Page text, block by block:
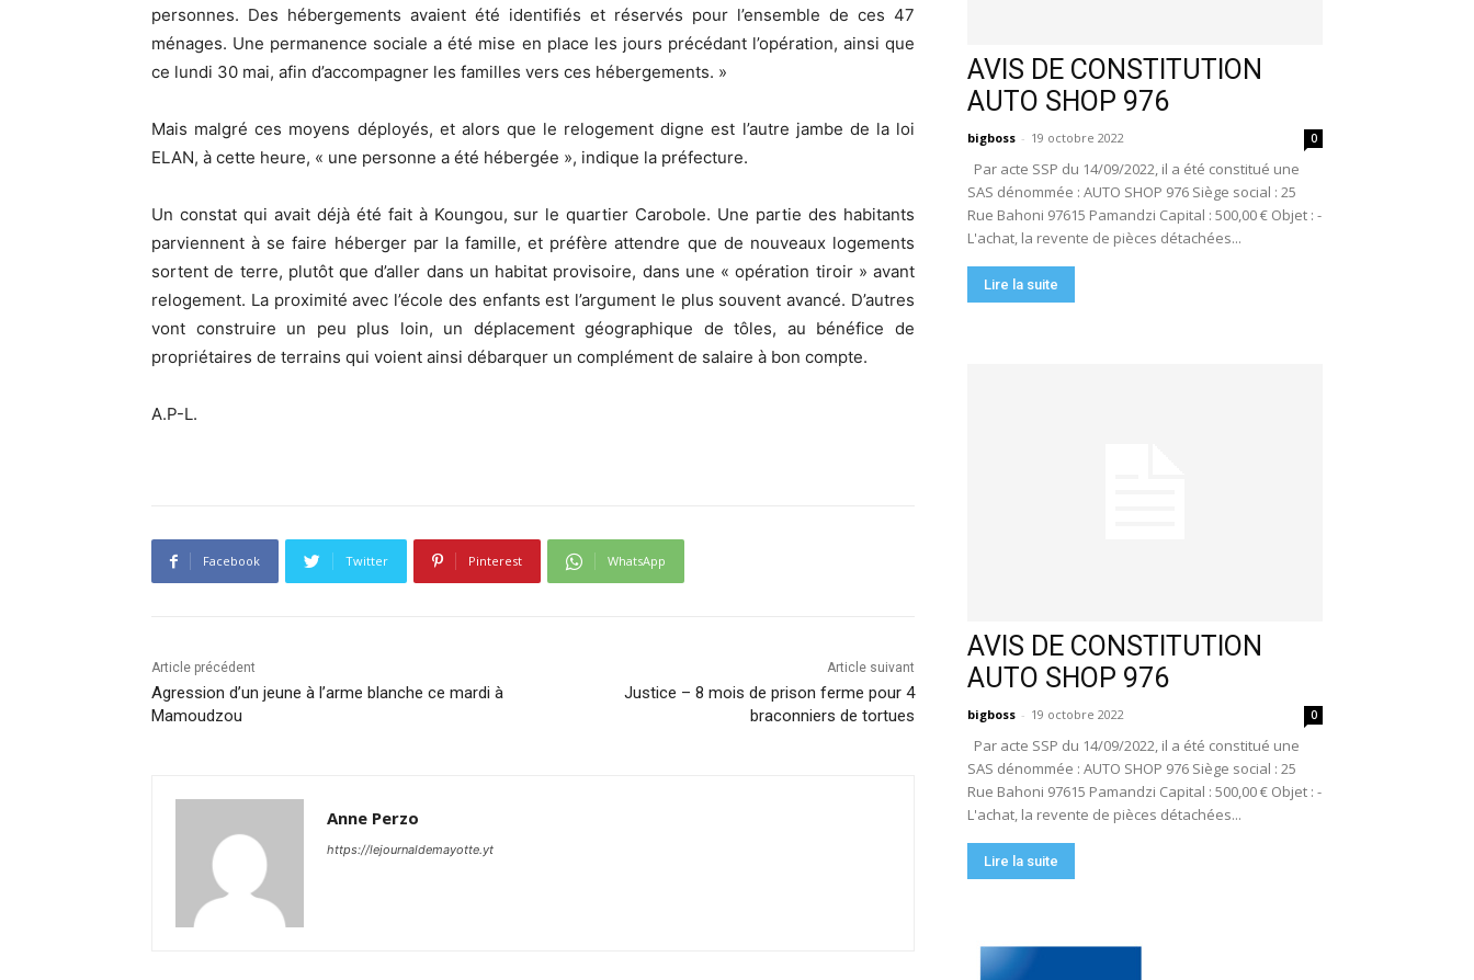
personnes. Des hébergements avaient été identifiés et réservés pour l’ensemble de ces 47
ménages. Une permanence sociale a été mise en place les jours précédant l’opération, ainsi que
ce lundi 30 mai, afin d’accompagner les familles vers ces hébergements. »
Mais malgré ces moyens déployés, et alors que le relogement digne est l’autre jambe de la loi
ELAN, à cette heure, « une personne a été hébergée », indique la préfecture.
Un constat qui avait déjà été fait à Koungou, sur le quartier Carobole. Une partie des habitants
parviennent à se faire héberger par la famille, et préfère attendre que de nouveaux logements
sortent de terre, plutôt que d’aller dans un habitat provisoire, dans une « opération tiroir » avant
relogement. La proximité avec l’école des enfants est l’argument le plus souvent avancé. D’autres
vont construire un peu plus loin, un déplacement géographique de tôles, au bénéfice de
propriétaires de terrains qui voient ainsi débarquer un complément de salaire à bon compte.
A.P-L.
Facebook Twitter Pinterest WhatsApp
Article précédent
Agression d’un jeune à l’arme blanche ce mardi à
Mamoudzou
Article suivant
Justice – 8 mois de prison ferme pour 4
braconniers de tortues
Anne Perzo
https://lejournaldemayotte.yt
AVIS DE CONSTITUTION
AUTO SHOP 976
bigboss - 19 octobre 2022 0
Par acte SSP du 14/09/2022, il a été constitué une
SAS dénommée : AUTO SHOP 976 Siège social : 25
Rue Bahoni 97615 Pamandzi Capital : 500,00 € Objet : -
L'achat, la revente de pièces détachées...
Lire la suite
AVIS DE CONSTITUTION
AUTO SHOP 976
bigboss - 19 octobre 2022 0
Par acte SSP du 14/09/2022, il a été constitué une
SAS dénommée : AUTO SHOP 976 Siège social : 25
Rue Bahoni 97615 Pamandzi Capital : 500,00 € Objet : -
L'achat, la revente de pièces détachées...
Lire la suite